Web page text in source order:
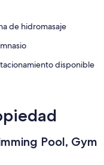
de hidromasaje
disponible
Pool, Gym